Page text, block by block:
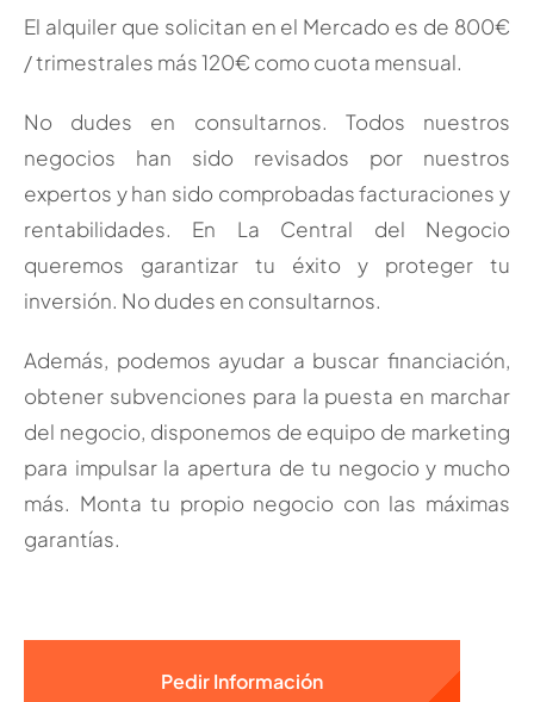
El alquiler que solicitan en el Mercado es de 800€
/ trimestrales más 120€ como cuota mensual.
No dudes en consultarnos. Todos nuestros
negocios han sido revisados por nuestros
expertos y han sido comprobadas facturaciones y
rentabilidades. En La Central del Negocio
queremos garantizar tu éxito y proteger tu
inversión. No dudes en consultarnos.
Además, podemos ayudar a buscar financiación,
obtener subvenciones para la puesta en marchar
del negocio, disponemos de equipo de marketing
para impulsar la apertura de tu negocio y mucho
más. Monta tu propio negocio con las máximas
garantías.
Pedir Información